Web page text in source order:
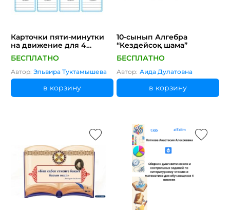
Карточки пяти-минутки
на движение для 4
класса
БЕСПЛАТНО
Автор: Эльвира Туктамышева
в корзину
10-сынып Алгебра
“Кездейсоқ шама”
БЕСПЛАТНО
Автор: Аида Дулатовна
в корзину